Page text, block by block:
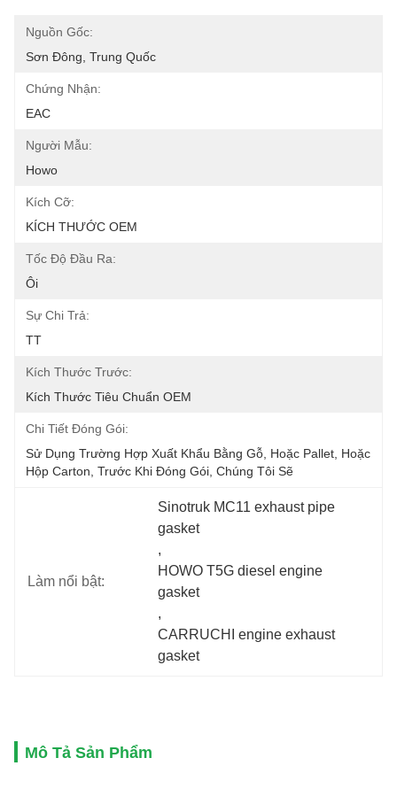
Nguồn Gốc:
Sơn Đông, Trung Quốc
Chứng Nhận:
EAC
Người Mẫu:
Howo
Kích Cỡ:
KÍCH THƯỚC OEM
Tốc Độ Đầu Ra:
Ôi
Sự Chi Trả:
TT
Kích Thước Trước:
Kích Thước Tiêu Chuẩn OEM
Chi Tiết Đóng Gói:
Sử Dụng Trường Hợp Xuất Khẩu Bằng Gỗ, Hoặc Pallet, Hoặc
Hộp Carton, Trước Khi Đóng Gói, Chúng Tôi Sẽ
Làm nổi bật:
Sinotruk MC11 exhaust pipe
gasket
,
HOWO T5G diesel engine
gasket
,
CARRUCHI engine exhaust
gasket
Mô Tả Sản Phẩm